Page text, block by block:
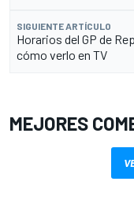
SIGUIENTE ARTÍCULO
Horarios del GP de
cómo verlo en TV
MEJORES